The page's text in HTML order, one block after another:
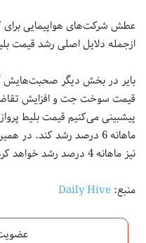
عطش شرکت‌های هواپیمایی
ازجمله دلایل اصلی رشد قیمت
بایر در بخش دیگر صحبت‌هایش
قیمت سوخت جت و افزایش
پیشبینی می‌کنیم قیمت بلیط
ماهانه 6 درصد رشد کند. در
نیز ماهانه 4 درصد رشد خواهد کرد.”
منبع:Daily Hive